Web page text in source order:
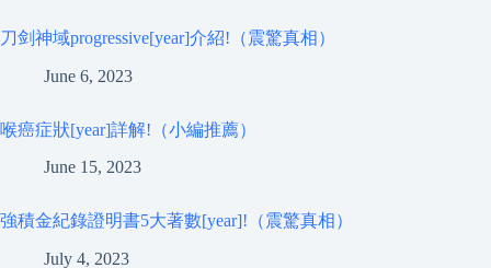
刀剑神域progressive[year]介紹!（震驚真相）
June 6, 2023
喉癌症狀[year]詳解!（小編推薦）
June 15, 2023
強積金紀錄證明書5大著數[year]!（震驚真相）
July 4, 2023